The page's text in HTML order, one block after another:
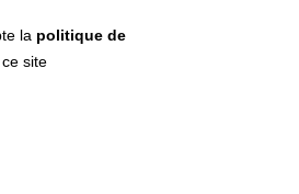
la politique de
site